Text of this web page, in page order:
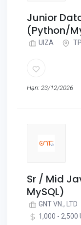
Junior
(Python/
UIZA
Hạn: 23/12/2026
Sr / Mid
MySQL)
GNT VN., LTD
1,000 - 2,500